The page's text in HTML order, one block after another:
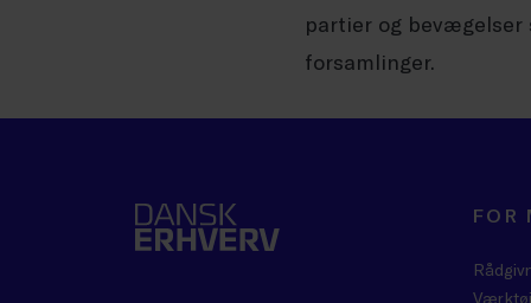
partier og
forsamlinger.
FOR